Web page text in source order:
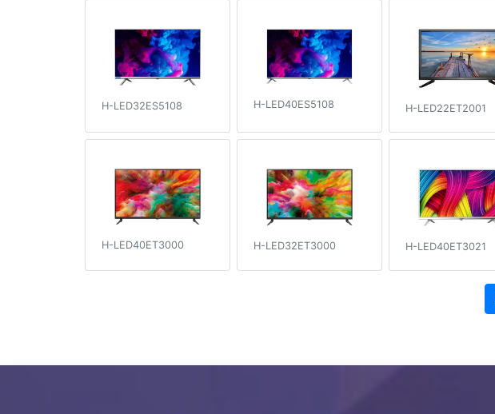
H-LED32ES5108 H-LED40ES5108 H-LED22ET2001
H-LED40ET3000 H-LED32ET3000 H-LED40ET3021